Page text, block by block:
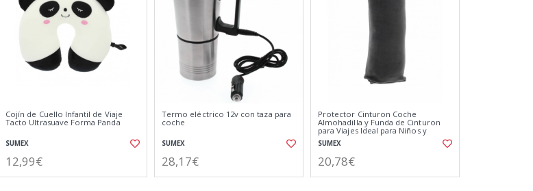
Cojín de Cuello Infantil de Viaje
Tacto Ultrasuave Forma Panda
SUMEX
12,99€
Termo eléctrico 12v con taza para
coche
SUMEX
28,17€
Protector Cinturon Coche
Almohadilla y Funda de Cinturon
para Viajes Ideal para Niños y
Adultos
SUMEX
20,78€